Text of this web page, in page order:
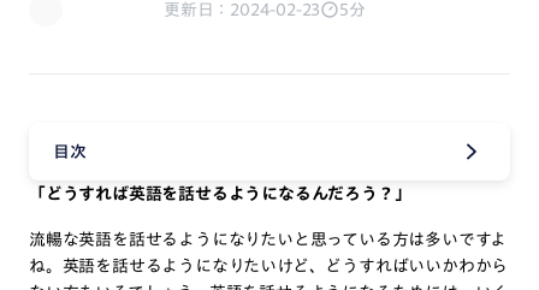
更新日：2024-02-23 5分
目次
「どうすれば英語を話せるようになるんだろう？」
流暢な英語を話せるようになりたいと思っている方は多いですよ
ね。英語を話せるようになりたいけど、どうすればいいかわから